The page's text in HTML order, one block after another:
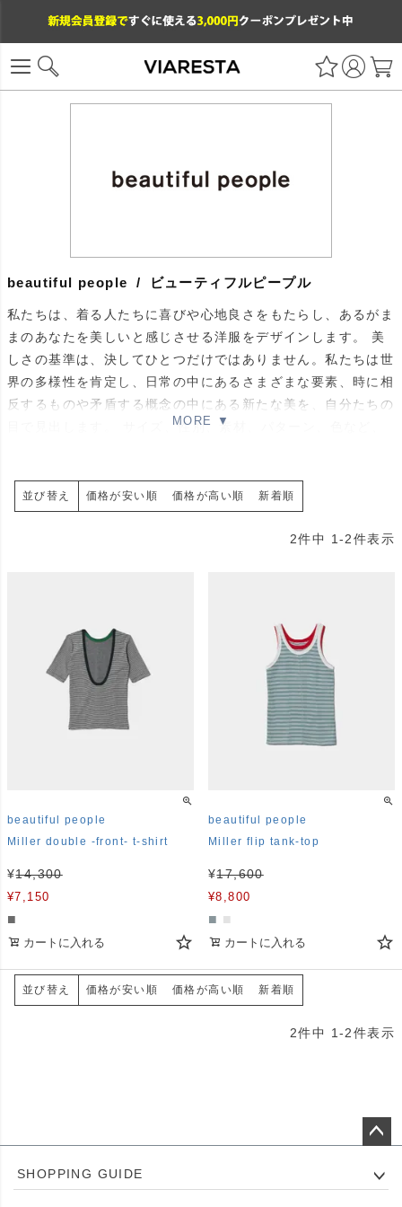
beautiful people / ビューティフルピープル
私たちは、着る人たちに喜びや心地良さをもたらし、あるがま
まのあなたを美しいと感じさせる洋服をデザインします。 美
しさの基準は、決してひとつだけではありません。私たちは世
界の多様性を肯定し、日常の中にあるさまざまな要素、時に相
反するものや矛盾する概念の中にある新たな美を、自分たちの
目で見出します。 サイズ、性別、素材、パターン、色など、
ンダードを生み出していきます。
並び替え 価格が安い順 価格が高い順 新着順
2件中 1 -2件表示
beautiful people
Miller double -front- t-shirt
¥14,300
¥7,150
■
カートに入れる
beautiful people
Miller flip tank-top
¥17,600
¥8,800
■ ■
カートに入れる
並び替え 価格が安い順 価格が高い順 新着順
2件中 1 -2件表示
ジト
SHOPPING GUIDE